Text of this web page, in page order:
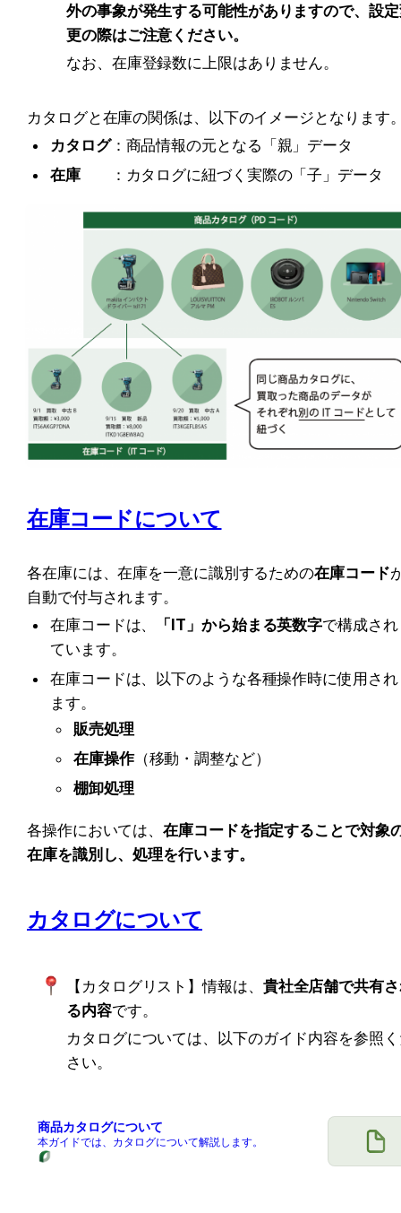
外の事象が発生する可能性がありますので、設
更の際はご注意ください。
なお、在庫登録数に上限はありません。
カタログと在庫の関係は、以下のイメージとなります
カタログ：商品情報の元となる「親」データ
在庫 ：カタログに紐づく実際の「子」データ
在庫コードについて
各在庫には、在庫を一意に識別するための在庫コード
自動で付与されます。
在庫コードは、
「IT」から始まる英数字で構成され
ています。
在庫コードは、以下のような各種操作時に使用され
ます。
販売処理
在庫操作（移動・調整など）
棚卸処理
各操作においては、在庫コードを指定することで対象
在庫を識別し、処理を行います。
カタログについて
【カタログリスト】情報は、 貴社全店舗で共有
る内容です。
カタログについては、以下のガイド内容を参照
さい。
商品カタログについて
本ガイドでは、カタログについて解説します。